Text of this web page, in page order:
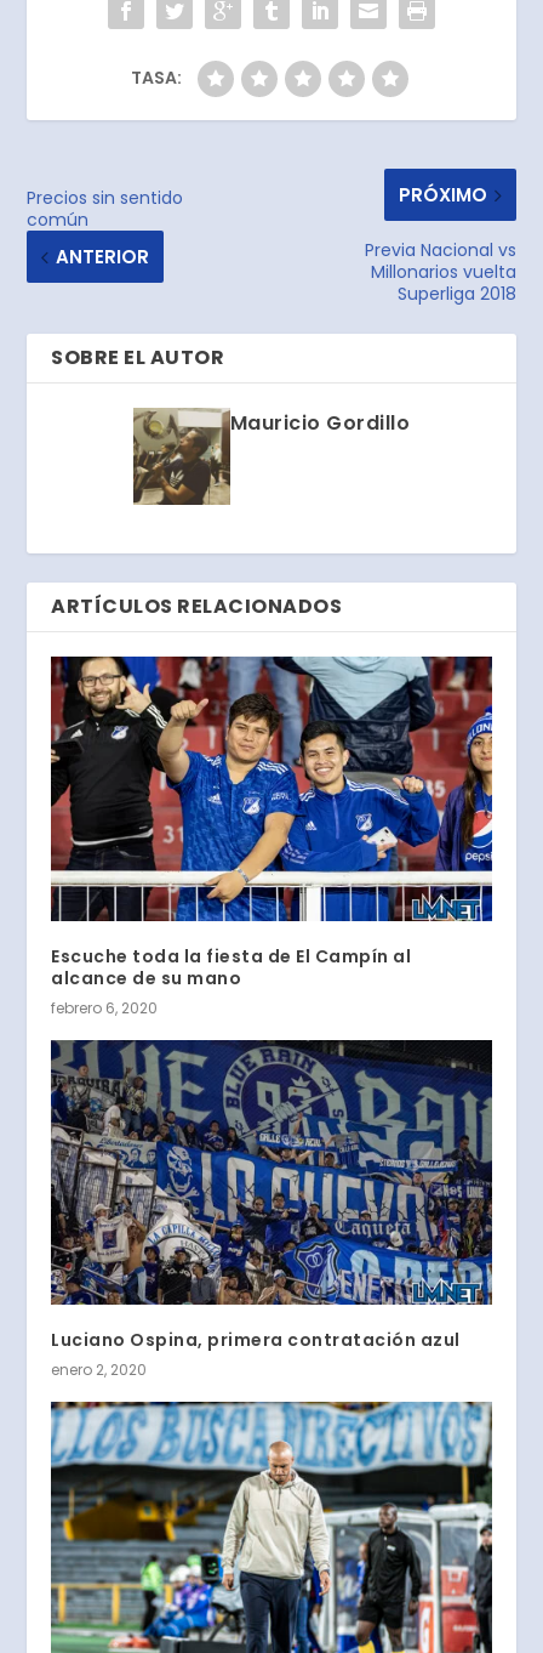
TASA:
Precios sin sentido
común
ANTERIOR
PRÓXIMO
Previa Nacional vs
Millonarios vuelta
Superliga 2018
SOBRE EL AUTOR
Mauricio Gordillo
ARTÍCULOS RELACIONADOS
Escuche toda la fiesta de El Campín al
alcance de su mano
febrero 6, 2020
Luciano Ospina, primera contratación azul
enero 2, 2020